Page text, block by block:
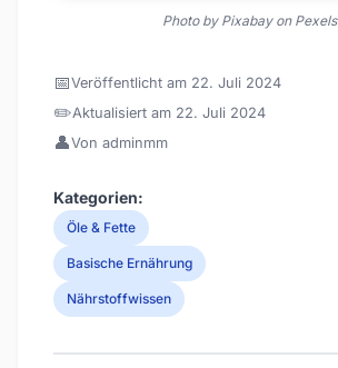
Photo by Pixabay on Pexels
📅Veröffentlicht am 22. Juli 2024
✏️Aktualisiert am 22. Juli 2024
👤Von adminmm
Kategorien:
Öle & Fette
Basische Ernährung
Nährstoffwissen